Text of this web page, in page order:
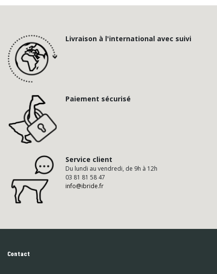
Livraison à l'international avec suivi
Paiement sécurisé
Service client
Du lundi au vendredi, de 9h à 12h
03 81 81 58 47
info@ibride.fr
Contact